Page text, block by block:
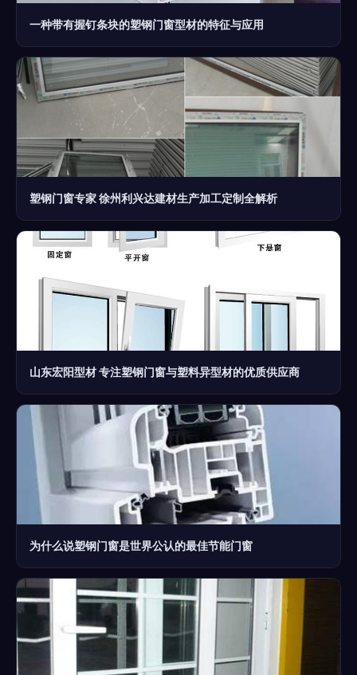
一种带有握钉条块的塑钢门窗型材的特征与应用
塑钢门窗专家 徐州利兴达建材生产加工定制全解析
山东宏阳型材 专注塑钢门窗与塑料异型材的优质供应商
为什么说塑钢门窗是世界公认的最佳节能门窗